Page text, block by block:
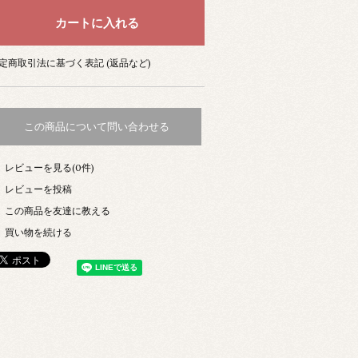
商取引法に基づく表記 (返品など)
この商品について問い合わせる
レビューを見る(0件)
レビューを投稿
この商品を友達に教える
買い物を続ける